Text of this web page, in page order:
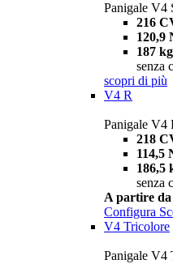
Panigale V4
216
120,9
187 kg
senza
scopri di più
V4 R
Panigale V4
218
114,5
186,5
senza
A partire da
Configura
V4 Tricolore
Panigale V4